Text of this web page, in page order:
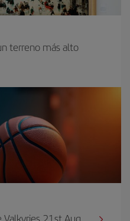
terreno más alto
Valkyries 21st Aug